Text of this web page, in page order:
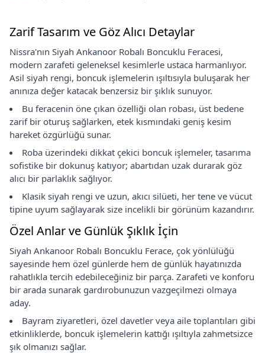
Zarif Tasarım ve Göz Alıcı Detaylar
Nissra'nın Siyah Ankanoor Robalı Boncuklu Feracesi,
modern zarafeti geleneksel kesimlerle ustaca harmanlıyor.
Asil siyah rengi, boncuk işlemelerin ışıltısıyla buluşarak her
anınıza değer katacak benzersiz bir şıklık sunuyor.
Bu feracenin öne çıkan özelliği olan robası, üst bedene
zarif bir oturuş sağlarken, etek kısmındaki geniş kesim
hareket özgürlüğü sunar.
Roba üzerindeki dikkat çekici boncuk işlemeler, tasarıma
sofistike bir dokunuş katıyor; abartıdan uzak durarak göz
alıcı bir parlaklık sağlıyor.
Klasik siyah rengi ve uzun, akıcı silüeti, her tene ve vücut
tipine uyum sağlayarak size incelikli bir görünüm kazandırır.
Özel Anlar ve Günlük Şıklık İçin
Siyah Ankanoor Robalı Boncuklu Ferace, çok yönlülüğü
sayesinde hem özel günlerde hem de günlük hayatınızda
rahatlıkla tercih edebileceğiniz bir parça. Zarafeti ve konforu
bir arada sunarak gardırobunuzun vazgeçilmezi olmaya
aday.
Bayram ziyaretleri, özel davetler veya aile toplantıları gibi
etkinliklerde, boncuk işlemelerin kattığı ışıltıyla zahmetsizce
şık olmanızı sağlar.